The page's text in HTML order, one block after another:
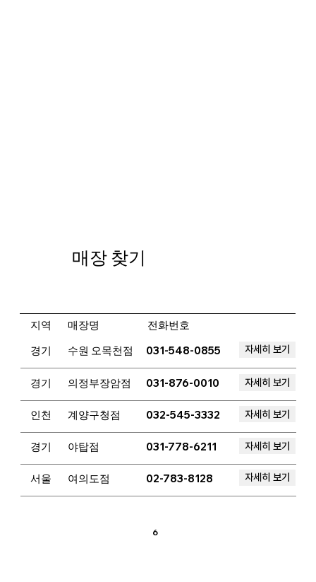
매장 찾기
​지역 매장명 전화번호
031-876-0010
의정부장암점
경기 자세히 보기
032-545-3332
계양구청점
인천 자세히 보기
031-778-6211
야탑점
경기 자세히 보기
6
02-783-8128
여의도점
서울 자세히 보기
031-548-0855
수원 오목천점
경기 자세히 보기